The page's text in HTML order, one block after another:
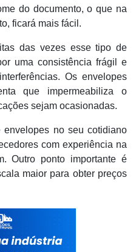
do documento, o que na
ficará mais fácil.
das vezes esse tipo de
uma consistência frágil e
Os envelopes
que impermeabiliza o
sejam ocasionadas.
no seu cotidiano
com experiência na
Outro ponto importante é
maior para obter preços